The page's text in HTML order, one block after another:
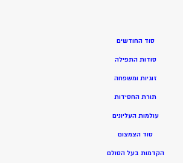
סוד החודשים
סודות התפילה
זוגיות ומשפחה
תורת החסידות
עולמות העליונים
סוד הצמצום
הקדמות בעל הסולם